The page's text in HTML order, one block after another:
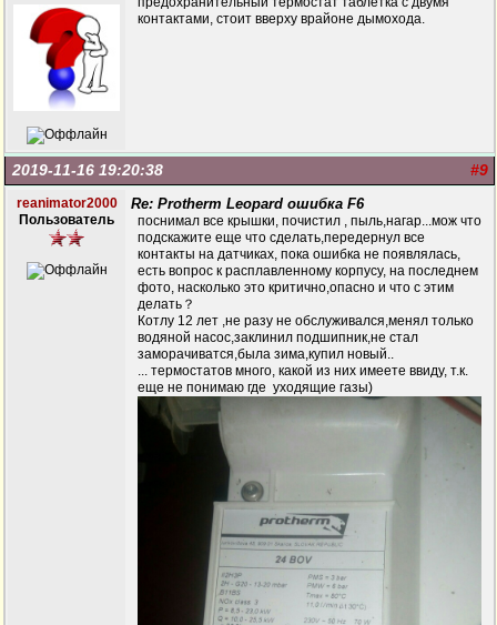
контактами, стоит вверху врайоне дымохода.
#9
2019-11-16 19:20:38
reanimator2000
Пользователь
Re: Protherm Leopard ошибка F6
поснимал все крышки, почистил , пыль,нагар...мож что
подскажите еще что сделать,передернул все
контакты на датчиках, пока ошибка не появлялась,
есть вопрос к расплавленному корпусу, на последнем
фото, насколько это критично,опасно и что с этим
делать？
Котлу 12 лет ,не разу не обслуживался,менял только
водяной насос,заклинил подшипник,не стал
заморачиватся,была зима,купил новый..
... термостатов много, какой из них имеете ввиду, т.к.
еще не понимаю где уходящие газы)